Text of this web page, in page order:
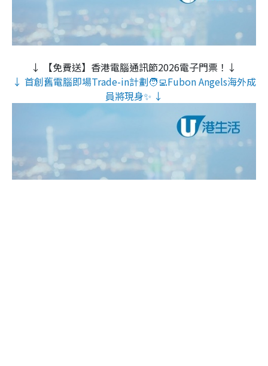
↓ 【免費送】香港電腦通訊節2026電子門票！↓
↓ 首創舊電腦即場Trade-in計劃🧑‍💻Fubon Angels海外成
員將現身✨ ↓